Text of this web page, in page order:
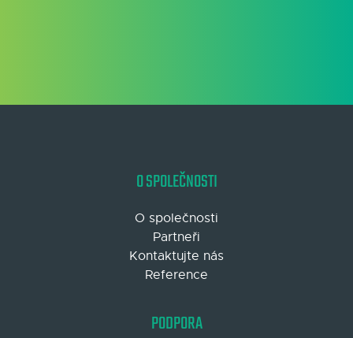
O SPOLEČNOSTI
O společnosti
Partneři
Kontaktujte nás
Reference
PODPORA